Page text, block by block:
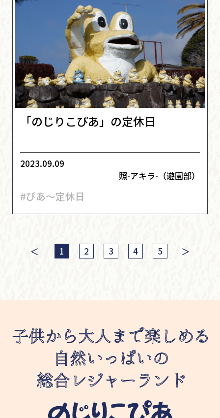
「のじりこぴあ」の定休日
2023.09.09
照-アキラ-（遊園部）
#ぴあ～定休日
＜ 1 2 3 4 5 ＞